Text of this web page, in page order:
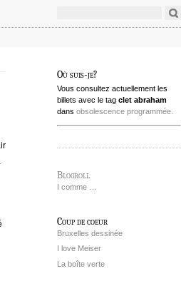
Où suis-je?
Vous consultez actuellement les
billets avec le tag clet abraham
dans obsolescence programmée.
Blogroll
I comme …
Coup de coeur
Bruxelles dessinée
I love Meiser
La boîte verte